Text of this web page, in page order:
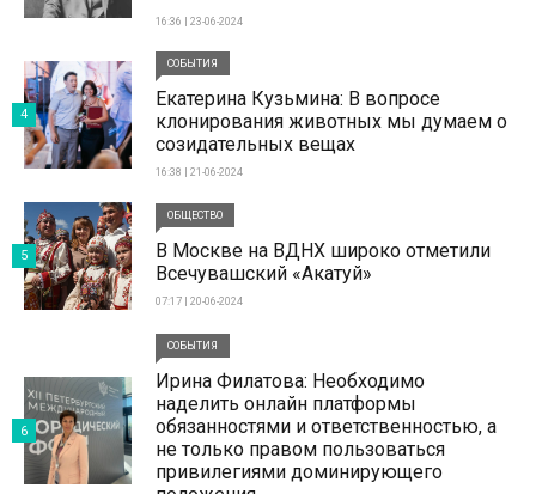
16:36 | 23-06-2024
СОБЫТИЯ
Екатерина Кузьмина: В вопросе
клонирования животных мы думаем о
созидательных вещах
16:38 | 21-06-2024
4
ОБЩЕСТВО
В Москве на ВДНХ широко отметили
Всечувашский «Акатуй»
07:17 | 20-06-2024
5
СОБЫТИЯ
Ирина Филатова: Необходимо
наделить онлайн платформы
обязанностями и ответственностью, а
не только правом пользоваться
привилегиями доминирующего
6